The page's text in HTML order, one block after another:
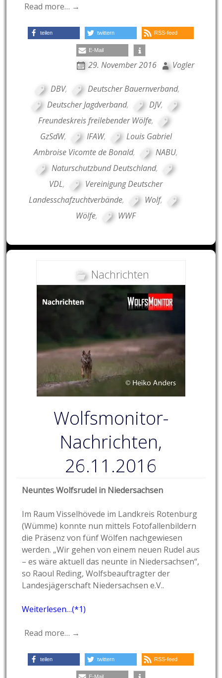
Read more… →
teilen twittern RSS-feed
E-Mail
29. November 2016 Vogler
DBV, Deutscher Bauernverband,
Deutscher Jagdverband, DJV,
Freundeskreis freilebender Wölfe,
GzSdW, IFAW,
Louis Gabriel
Ambroise Vicomte de Bonald, NABU,
Naturschutzbund Deutschland,
VDL,
Vereinigung Deutscher
Landesschafzuchtverbände, Wolf,
Wölfe, WWF
Nachrichten
Wolfsmonitor-
Nachrichten,
26.11.2016
Neuntes Wolfsrudel in Niedersachsen
Im Raum Visselhövede im Landkreis Rotenburg
(Wümme) konnte nun mittels Fotofallenbildern
die Präsenz von fünf Wölfen nachgewiesen
werden. „Wir gehen von einem neuen Rudel aus
– es wäre aktuell das neunte in Niedersachsen“,
so Raoul Reding, Wolfsbeauftragter der
Landesjägerschaft Niedersachsen e.V..
Weiterlesen…(*1)
Read more… →
teilen twittern RSS-feed
E-Mail